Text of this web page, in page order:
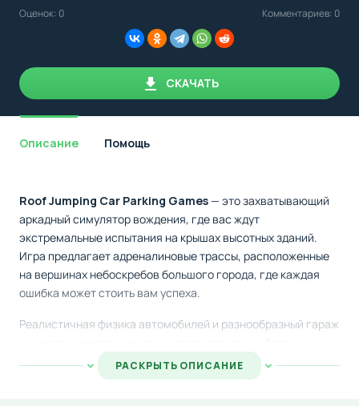
необходимые
Оценок: 0 Комментариев: 0
СКАЧАТЬ
Описание Помощь
Roof Jumping Car Parking Games— это захватывающий
аркадный симулятор вождения, где вас ждут
экстремальные испытания на крышах высотных зданий.
Игра предлагает адреналиновые трассы, расположенные
на вершинах небоскребов большого города, где каждая
ошибка может стоить вам успеха.
Реалистичная физика автомобилей и разнообразный гараж
подходящий транспорт для выполнения сложных миссий.
Каждое задание требует от вас максимальной точности
РАСКРЫТЬ ОПИСАНИЕ